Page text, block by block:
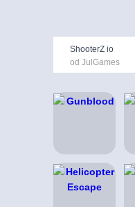
ShooterZ io
od JulGames